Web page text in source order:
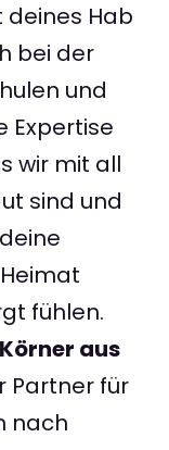
deines Hab
bei der
und
Expertise
wir mit all
sind und
fühlen.
aus
Partner für
nach